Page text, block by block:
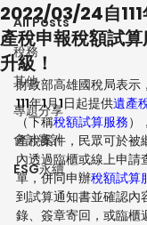
All Posts
稅務
其他
專題分享
會計審計
ESG永續
2022/03/24自111
產稅申報稅額試
升級！
財政部高雄國稅局表示
111年1月1日起提供遺產
（下稱稅額試算服務）
產稅案件，民眾可於被
內透過臨櫃或線上申請
單，併同申辦稅額試算
到試算通知書並確認內
錄、簽章寄回，或臨櫃